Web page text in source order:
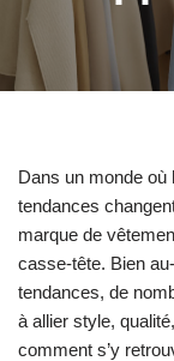
Dans un monde où
tendances
marque de
casse-tête. Bien
tendances, de
à allier style,
comment s’y